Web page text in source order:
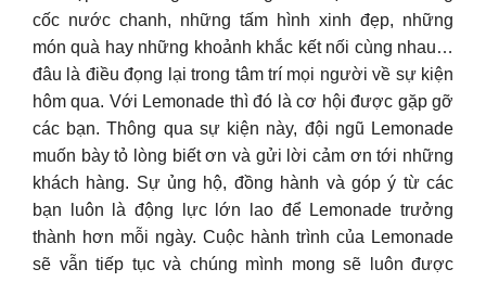
cốc nước chanh, những tấm hình xinh đẹp, những
món quà hay những khoảnh khắc kết nối cùng nhau…
đâu là điều đọng lại trong tâm trí mọi người về sự kiện
hôm qua. Với Lemonade thì đó là cơ hội được gặp gỡ
các bạn. Thông qua sự kiện này, đội ngũ Lemonade
muốn bày tỏ lòng biết ơn và gửi lời cảm ơn tới những
khách hàng. Sự ủng hộ, đồng hành và góp ý từ các
bạn luôn là động lực lớn lao để Lemonade trưởng
thành hơn mỗi ngày. Cuộc hành trình của Lemonade
sẽ vẫn tiếp tục và chúng mình mong sẽ luôn được